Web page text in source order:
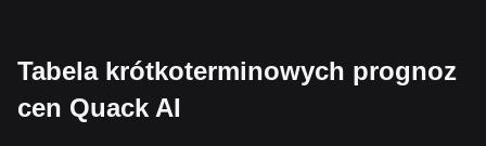
Tabela krótkoterminowych prognoz
cen Quack AI